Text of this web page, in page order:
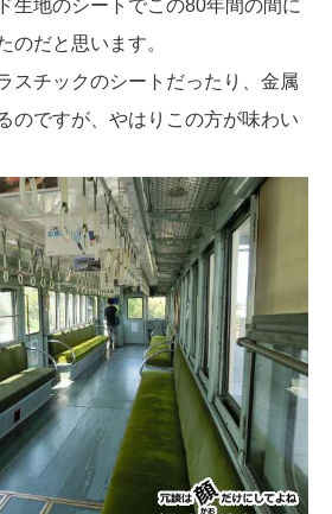
生地のシートでこの80年間の間に
のだと思います。
スチックのシートだったり、金属
のですが、やはりこの方が味わい